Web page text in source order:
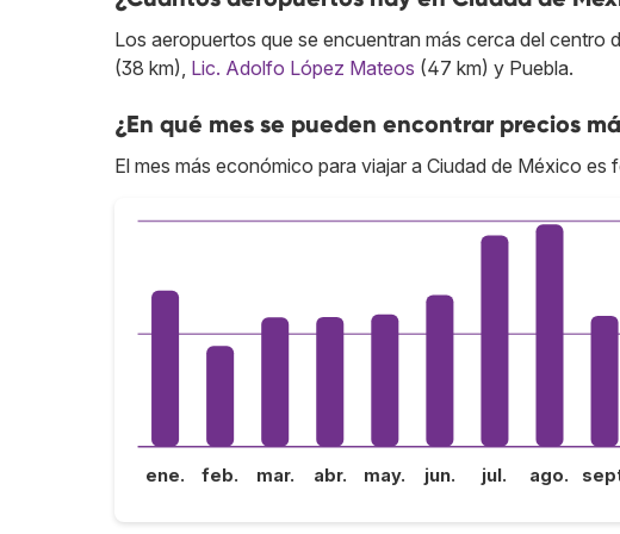
Los aeropuertos que se encuentran más cerca del centro
(38 km), Lic. Adolfo López Mateos (47 km) y Puebla.
¿En qué mes se pueden encontrar precios
El mes más económico para viajar a Ciudad de México es
ene. feb. mar. abr. may. jun. jul. ago.